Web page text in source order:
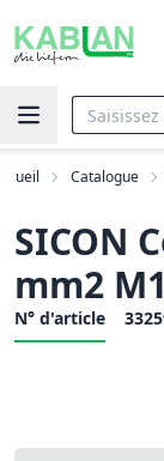
Catalogue
SICON
mm2
N° d'article